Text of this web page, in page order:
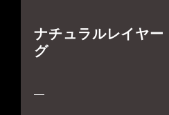
ナチュラルレイヤー
グ